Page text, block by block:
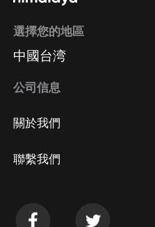
選擇您的地區
中國台湾
公司信息
關於我們
聯繫我們